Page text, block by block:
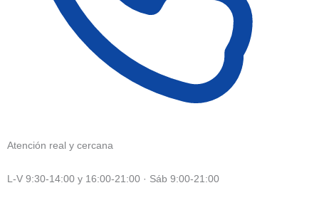
Atención real y cercana
L-V 9:30-14:00 y 16:00-21:00 · Sáb 9:00-21:00